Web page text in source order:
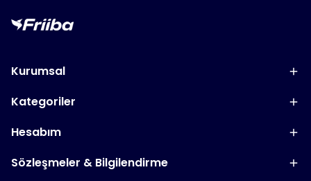
Kurumsal
Kategoriler
Hesabım
Sözleşmeler & Bilgilendirme